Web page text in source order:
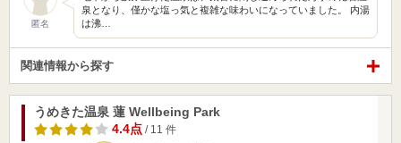
匿名
泉となり、僅かな塩っ気と複雑な味わいになっていました。 内湯
は沸…
関連情報から探す
うめきた温泉 蓮 Wellbeing Park
4.4点 / 11 件